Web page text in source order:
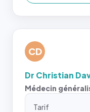
CD
Dr Christian
Médecin
Tarif